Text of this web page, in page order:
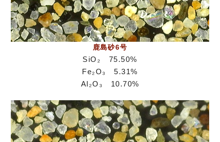
鹿島砂6号
SiO₂ 75.50%
Fe₂O₃ 5.31%
Al₂O₃ 10.70%